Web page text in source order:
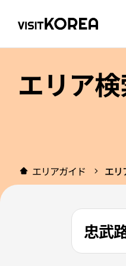
エリア
エリアガイド エリ
忠武